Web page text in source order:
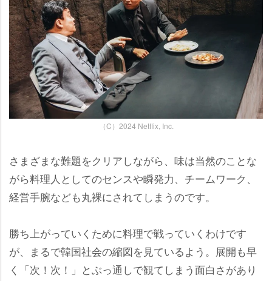
（C）2024 Netflix, Inc.
さまざまな難題をクリアしながら、味は当然のことな
がら料理人としてのセンスや瞬発力、チームワーク、
経営手腕なども丸裸にされてしまうのです。
勝ち上がっていくために料理で戦っていくわけです
が、まるで韓国社会の縮図を見ているよう。展開も早
く「次！次！」とぶっ通しで観てしまう面白さがあり